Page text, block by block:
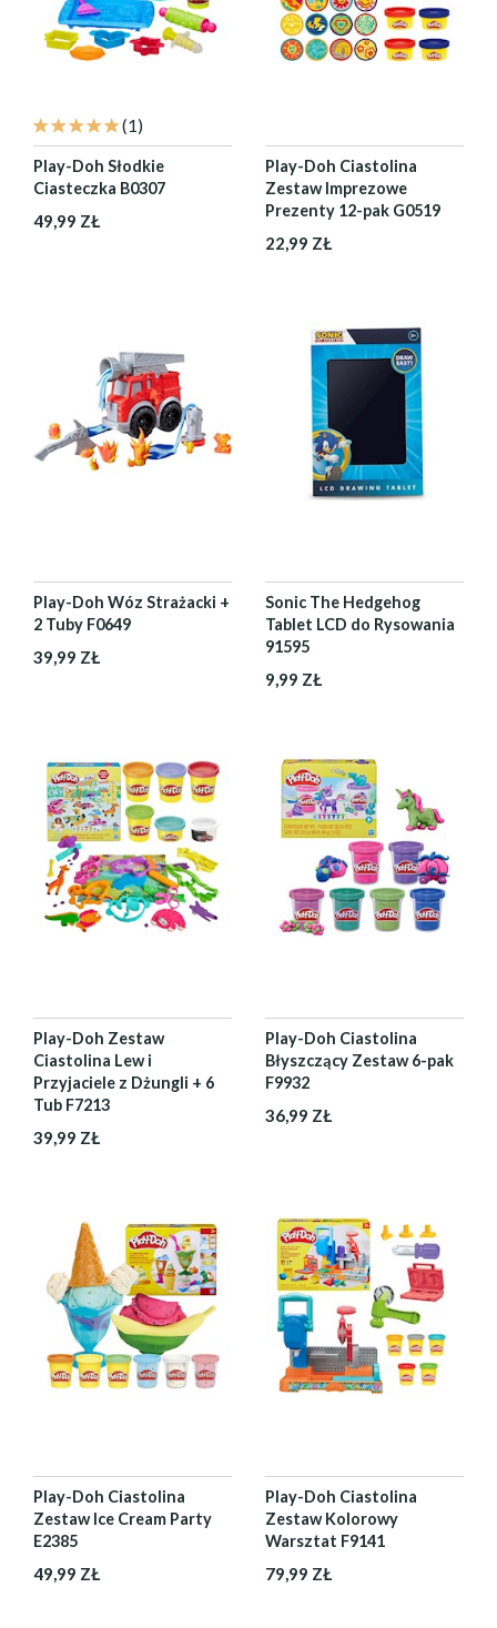
(1)
Play-Doh Słodkie
Ciasteczka B0307
49,99 ZŁ
Play-Doh Ciastolina
Zestaw Imprezowe
Prezenty 12-pak G0519
22,99 ZŁ
Play-Doh Wóz Strażacki +
2 Tuby F0649
39,99 ZŁ
Sonic The Hedgehog
Tablet LCD do Rysowania
91595
9,99 ZŁ
Play-Doh Zestaw
Ciastolina Lew i
Przyjaciele z Dżungli + 6
Tub F7213
39,99 ZŁ
Play-Doh Ciastolina
Błyszczący Zestaw 6-pak
F9932
36,99 ZŁ
Play-Doh Ciastolina
Zestaw Ice Cream Party
E2385
49,99 ZŁ
Play-Doh Ciastolina
Zestaw Kolorowy
Warsztat F9141
79,99 ZŁ